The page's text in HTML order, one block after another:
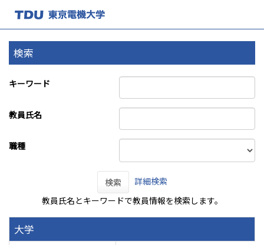
検索
キーワード
教員氏名
職種
検索
詳細検索
教員氏名とキーワードで教員情報を検索します。
大学